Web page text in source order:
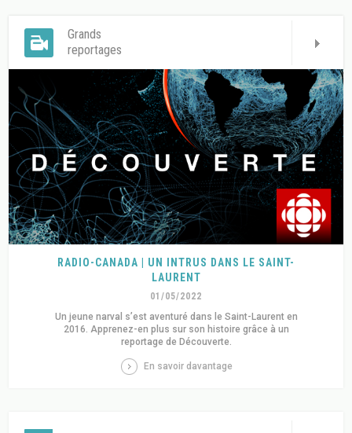
Grands
reportages
RADIO-CANADA | UN INTRUS DANS LE SAINT-
LAURENT
01/05/2022
Un jeune narval s’est aventuré dans le Saint-Laurent en
2016. Apprenez-en plus sur son histoire grâce à un
reportage de Découverte.
En savoir davantage